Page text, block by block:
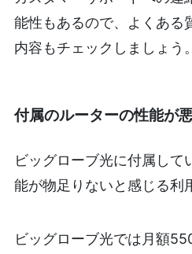
能性もあるので、よくある
内容もチェックしましょう。
付属のルーターの性能が
ビッグローブ光に付属して
能が物足りないと感じる利
ビッグローブ光では月額